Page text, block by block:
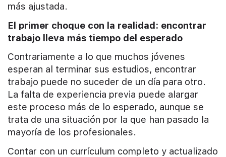
más ajustada.
El primer choque con la realidad: encontrar
trabajo lleva más tiempo del esperado
Contrariamente a lo que muchos jóvenes
esperan al terminar sus estudios, encontrar
trabajo puede no suceder de un día para otro.
La falta de experiencia previa puede alargar
este proceso más de lo esperado, aunque se
trata de una situación por la que han pasado la
mayoría de los profesionales.
Contar con un currículum completo y actualizado